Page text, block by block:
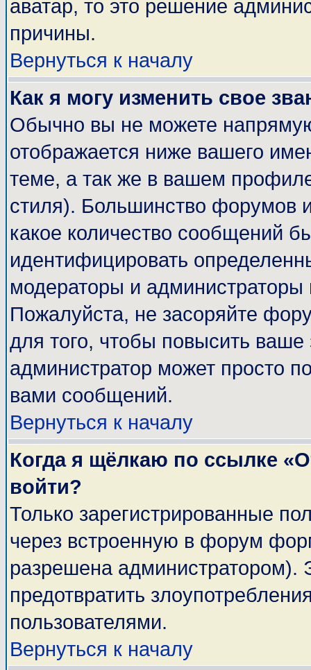
аватар, то это решение
причины.
Вернуться к началу
Как я могу изменить свое
Обычно вы не можете
отображается ниже вашего
теме, а так же в вашем
стиля). Большинство форумов
какое количество сообщений
идентифицировать
модераторы и администраторы
Пожалуйста, не засоряйте
для того, чтобы повысить
администратор может просто
вами сообщений.
Вернуться к началу
Когда я щёлкаю по ссылке
войти?
Только зарегистрированные
через встроенную в форум
разрешена администратором).
предотвратить
пользователями.
Вернуться к началу